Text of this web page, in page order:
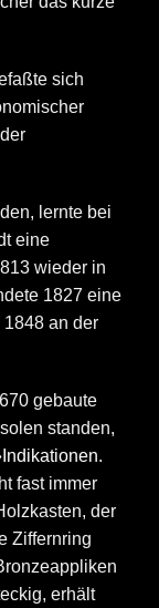
sich
lernte bei
eine
wieder in
1827 eine
an der
gebaute
standen,
.
fast immer
der
Ziffernring
erhält